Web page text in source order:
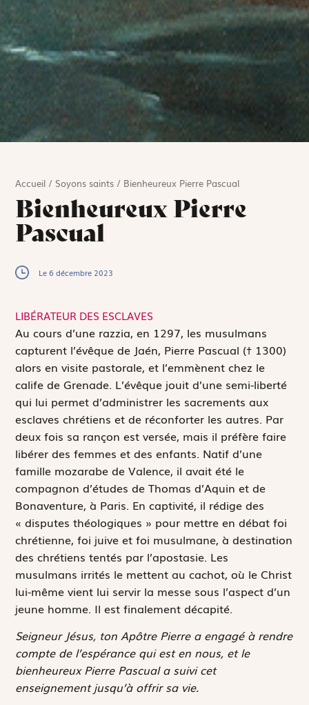
Accueil / Soyons saints / Bienheureux Pierre Pascual
Bienheureux Pierre
Pascual
Le 6 décembre 2023
LIBÉRATEUR DES ESCLAVES
Au cours d’une razzia, en 1297, les musulmans
capturent l’évêque de Jaén, Pierre Pascual († 1300)
alors en visite pastorale, et l’emmènent chez le
calife de Grenade. L’évêque jouit d’une semi-liberté
qui lui permet d’administrer les sacrements aux
esclaves chrétiens et de réconforter les autres. Par
deux fois sa rançon est versée, mais il préfère faire
libérer des femmes et des enfants. Natif d’une
famille mozarabe de Valence, il avait été le
compagnon d’études de Thomas d’Aquin et de
Bonaventure, à Paris. En captivité, il rédige des
« disputes théologiques » pour mettre en débat foi
chrétienne, foi juive et foi musulmane, à destination
des chrétiens tentés par l’apostasie. Les
musulmans irrités le mettent au cachot, où le Christ
lui-même vient lui servir la messe sous l’aspect d’un
jeune homme. Il est finalement décapité.
Seigneur Jésus, ton Apôtre Pierre a engagé à rendre
compte de l’espérance qui est en nous, et le
bienheureux Pierre Pascual a suivi cet
enseignement jusqu’à offrir sa vie.